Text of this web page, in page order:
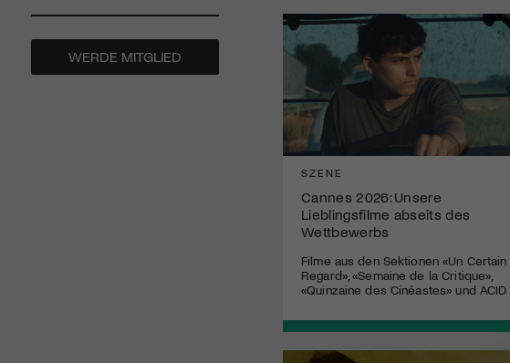
WERDE MITGLIED
SZENE
Cannes 2026: Unsere
Lieblingsfilme abseits des
Wettbewerbs
Filme aus den Sektionen «Un Certain
Regard», «Semaine de la Critique»,
«Quinzaine des Cinéastes» und ACID